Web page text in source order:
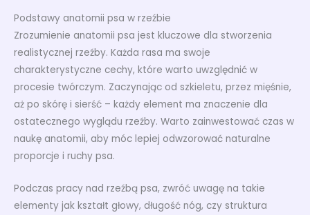
Podstawy anatomii psa w rzeźbie
Zrozumienie anatomii psa jest kluczowe dla stworzenia
realistycznej rzeźby. Każda rasa ma swoje
charakterystyczne cechy, które warto uwzględnić w
procesie twórczym. Zaczynając od szkieletu, przez mięśnie,
aż po skórę i sierść – każdy element ma znaczenie dla
ostatecznego wyglądu rzeźby. Warto zainwestować czas w
naukę anatomii, aby móc lepiej odwzorować naturalne
proporcje i ruchy psa.
Podczas pracy nad rzeźbą psa, zwróć uwagę na takie
elementy jak kształt głowy, długość nóg, czy struktura